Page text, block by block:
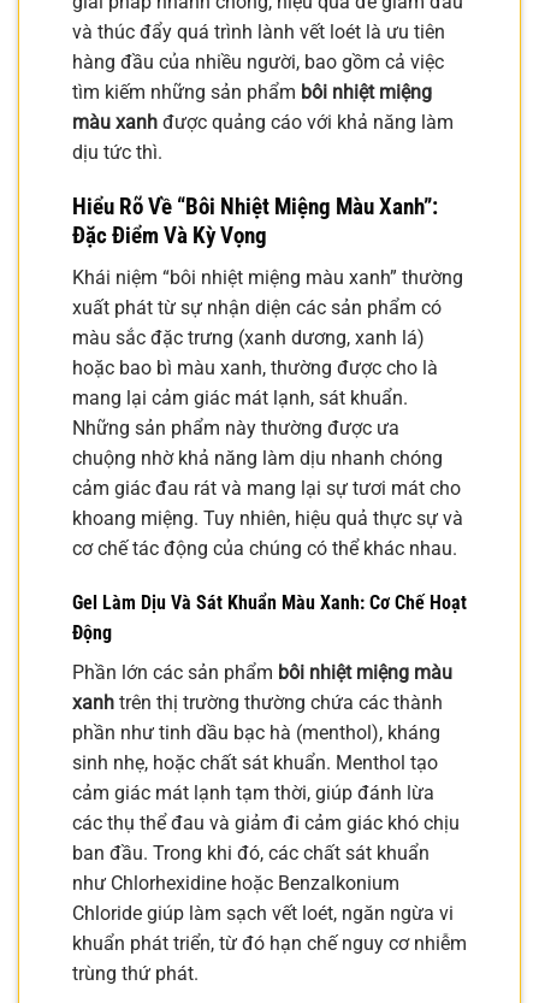
và thúc đẩy quá trình lành vết loét là ưu tiên
hàng đầu của nhiều người, bao gồm cả việc
tìm kiếm những sản phẩm bôi nhiệt miệng
màu xanh được quảng cáo với khả năng làm
dịu tức thì.
Hiểu Rõ Về “Bôi Nhiệt Miệng Màu Xanh”:
Đặc Điểm Và Kỳ Vọng
Khái niệm “bôi nhiệt miệng màu xanh” thường
xuất phát từ sự nhận diện các sản phẩm có
màu sắc đặc trưng (xanh dương, xanh lá)
hoặc bao bì màu xanh, thường được cho là
mang lại cảm giác mát lạnh, sát khuẩn.
Những sản phẩm này thường được ưa
chuộng nhờ khả năng làm dịu nhanh chóng
cảm giác đau rát và mang lại sự tươi mát cho
khoang miệng. Tuy nhiên, hiệu quả thực sự và
cơ chế tác động của chúng có thể khác nhau.
Gel Làm Dịu Và Sát Khuẩn Màu Xanh: Cơ Chế Hoạt
Động
Phần lớn các sản phẩm bôi nhiệt miệng màu
xanh trên thị trường thường chứa các thành
phần như tinh dầu bạc hà (menthol), kháng
sinh nhẹ, hoặc chất sát khuẩn. Menthol tạo
cảm giác mát lạnh tạm thời, giúp đánh lừa
các thụ thể đau và giảm đi cảm giác khó chịu
ban đầu. Trong khi đó, các chất sát khuẩn
như Chlorhexidine hoặc Benzalkonium
Chloride giúp làm sạch vết loét, ngăn ngừa vi
khuẩn phát triển, từ đó hạn chế nguy cơ nhiễm
trùng thứ phát.